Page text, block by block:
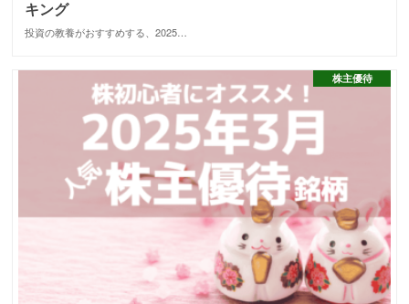
キング
投資の教養がおすすめする、2025…
株主優待